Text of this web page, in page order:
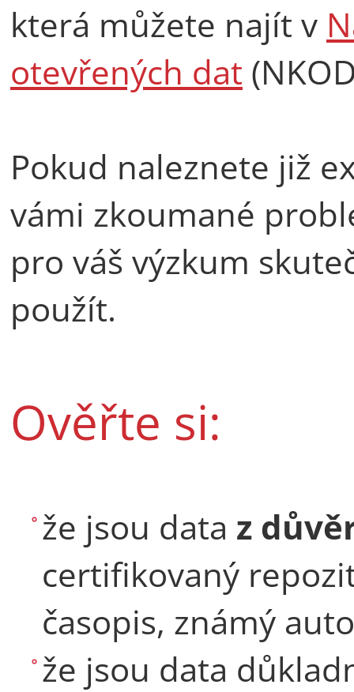
která můžete najít v
otevřených dat
Pokud naleznete již
vámi zkoumané
pro váš výzkum
použít.
Ověřte si:
že jsou data z
certifikovaný
časopis, známý
že jsou data